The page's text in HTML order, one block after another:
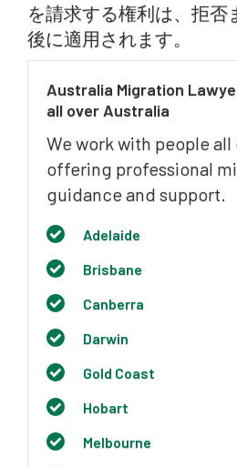
を請求する権利は、拒否
後に適用されます。
Australia Migration
all over Australia
We work with people all
offering professional
guidance and support.
Adelaide
Brisbane
Canberra
Darwin
Gold Coast
Hobart
Melbourne